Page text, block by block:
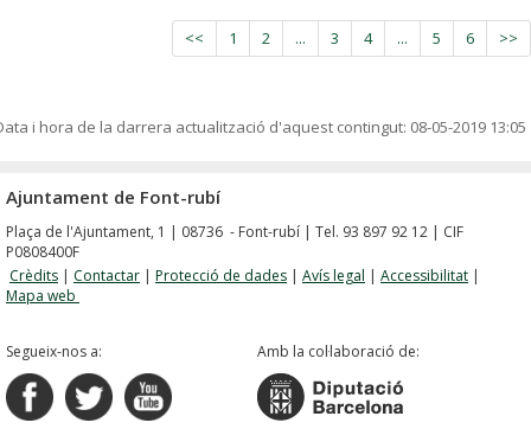
<< 1 2 ... 3 4 ... 5 6 >>
i hora de la darrera actualització d'aquest contingut: 08-05-2019 13:05
Ajuntament de Font-rubí
Plaça de l'Ajuntament, 1 | 08736 - Font-rubí | Tel. 93 897 92 12 | CIF
P0808400F
Crèdits | Contactar | Protecció de dades | Avís legal | Accessibilitat |
Mapa web
Segueix-nos a: Amb la col·laboració de: